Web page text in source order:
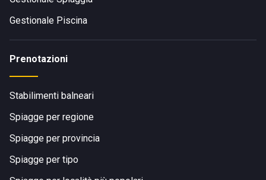
Gestionale Piscina
Prenotazioni
Stabilimenti balneari
Spiagge per regione
Spiagge per provincia
Spiagge per tipo